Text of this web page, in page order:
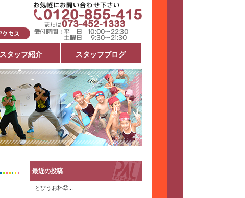
スタッフ紹介 スタッフブログ
最近の投稿
とびうお杯②...